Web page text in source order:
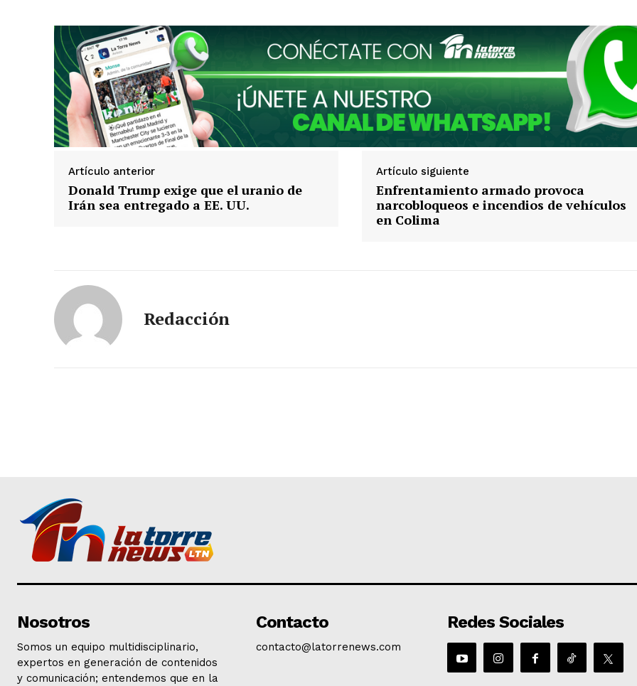
Artículo anterior
Donald Trump exige que el uranio de
Irán sea entregado a EE. UU.
Artículo siguiente
Enfrentamiento armado provoca
narcobloqueos e incendios de vehículos
en Colima
Redacción
Nosotros
Somos un equipo multidisciplinario,
expertos en generación de contenidos
y comunicación; entendemos que en la
Contacto
contacto@latorrenews.com
Redes Sociales